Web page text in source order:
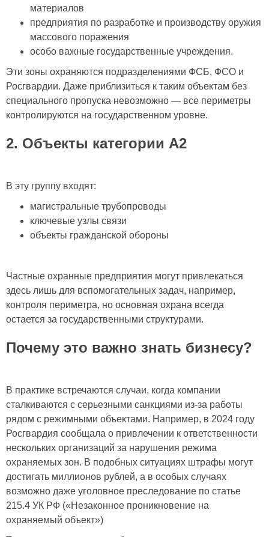
материалов
предприятия по разработке и производству оружия
массового поражения
особо важные государственные учреждения.
Эти зоны охраняются подразделениями ФСБ, ФСО и
Росгвардии. Даже приблизиться к таким объектам без
специального пропуска невозможно — все периметры
контролируются на государственном уровне.
2. Объекты категории А2
В эту группу входят:
магистральные трубопроводы
ключевые узлы связи
объекты гражданской обороны
Частные охранные предприятия могут привлекаться
здесь лишь для вспомогательных задач, например,
контроля периметра, но основная охрана всегда
остается за государственными структурами.
Почему это важно знать бизнесу?
В практике встречаются случаи, когда компании
сталкиваются с серьезными санкциями из-за работы
рядом с режимными объектами. Например, в 2024 году
Росгвардия сообщала о привлечении к ответственности
нескольких организаций за нарушения режима
охраняемых зон. В подобных ситуациях штрафы могут
достигать миллионов рублей, а в особых случаях
возможно даже уголовное преследование по статье
215.4 УК РФ («Незаконное проникновение на
охраняемый объект»)